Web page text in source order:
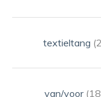
textieltang
van/voor